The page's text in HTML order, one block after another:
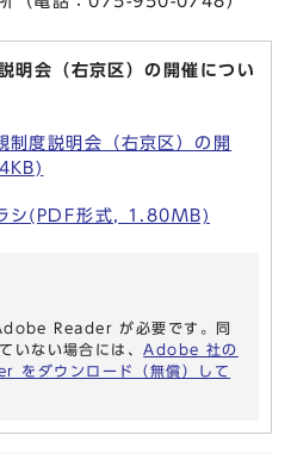
明会（右京区）の開催につい
制度説明会（右京区）の開
シ(PDF形式, 1.80MB)
Reader が必要です。同
いない場合には、 Adobe 社の
をダウンロード（無償）して